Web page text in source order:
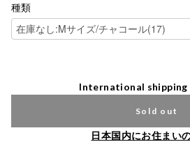
種類
International shipping
Sold out
日本国内にお住まい